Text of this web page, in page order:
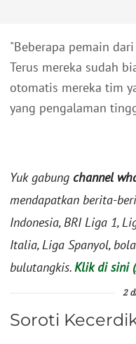
"Beberapa pemain
Terus mereka sudah
otomatis mereka tim
yang pengalaman
Yuk gabung channel
mendapatkan berita-
Indonesia, BRI Liga 1,
Italia, Liga Spanyol,
bulutangkis.Klik di sini
2
Soroti